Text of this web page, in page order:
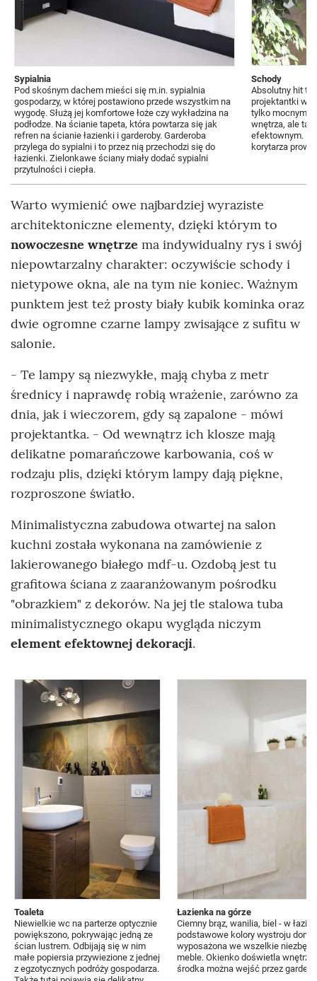
Sypialnia
Pod skośnym dachem mieści się m.in. sypialnia
gospodarzy, w której postawiono przede wszystkim na
wygodę. Służą jej komfortowe łoże czy wykładzina na
podłodze. Na ścianie tapeta, która powtarza się jak
refren na ścianie łazienki i garderoby. Garderoba
przylega do sypialni i to przez nią przechodzi się do
łazienki. Zielonkawe ściany miały dodać sypialni
przytulności i ciepła.
Schody
Absolutny hit
projektantki
tylko mocnym
wnętrza, ale
efektownym.
korytarza
Warto wymienić owe najbardziej wyraziste
architektoniczne elementy, dzięki którym to
nowoczesne wnętrze ma indywidualny rys i swój
niepowtarzalny charakter: oczywiście schody i
nietypowe okna, ale na tym nie koniec. Ważnym
punktem jest też prosty biały kubik kominka oraz
dwie ogromne czarne lampy zwisające z sufitu w
salonie.
- Te lampy są niezwykłe, mają chyba z metr
średnicy i naprawdę robią wrażenie, zarówno za
dnia, jak i wieczorem, gdy są zapalone - mówi
projektantka. - Od wewnątrz ich klosze mają
delikatne pomarańczowe karbowania, coś w
rodzaju plis, dzięki którym lampy dają piękne,
rozproszone światło.
Minimalistyczna zabudowa otwartej na salon
kuchni została wykonana na zamówienie z
lakierowanego białego mdf-u. Ozdobą jest tu
grafitowa ściana z zaaranżowanym pośrodku
"obrazkiem" z dekorów. Na jej tle stalowa tuba
minimalistycznego okapu wygląda niczym
element efektownej dekoracji.
Toaleta
Niewielkie wc na parterze optycznie
powiększono, pokrywając jedną ze
ścian lustrem. Odbijają się w nim
małe popiersia przywiezione z jednej
z egzotycznych podróży gospodarza.
Łazienka na górze
Ciemny brąz, wanilia, biel - w
podstawowe kolory wystroju
wyposażona we wszelkie
meble. Okienko doświetla
środka można wejść przez